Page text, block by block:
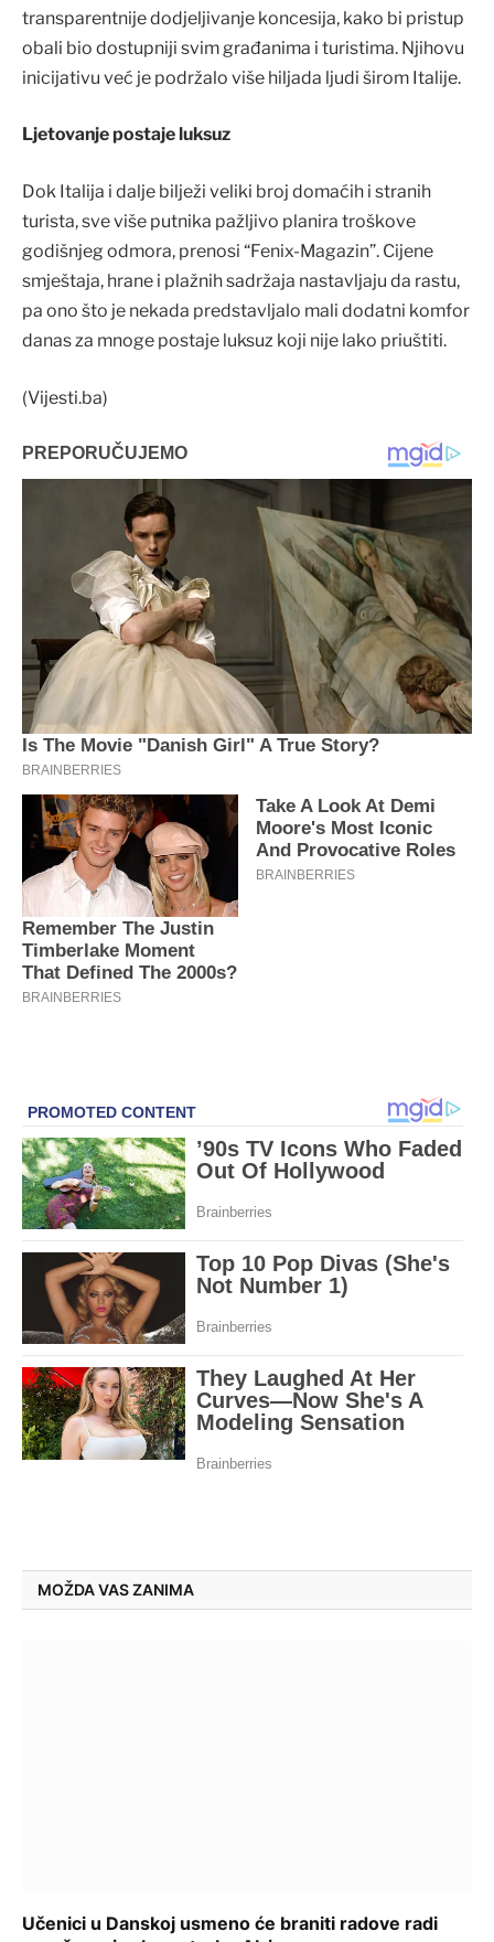
transparentnije dodjeljivanje koncesija, kako bi pristup
obali bio dostupniji svim građanima i turistima. Njihovu
inicijativu već je podržalo više hiljada ljudi širom Italije.
Ljetovanje postaje luksuz
Dok Italija i dalje bilježi veliki broj domaćih i stranih
turista, sve više putnika pažljivo planira troškove
godišnjeg odmora, prenosi “Fenix-Magazin”. Cijene
smještaja, hrane i plažnih sadržaja nastavljaju da rastu,
pa ono što je nekada predstavljalo mali dodatni komfor
danas za mnoge postaje luksuz koji nije lako priuštiti.
(Vijesti.ba)
MOŽDA VAS ZANIMA
Učenici u Danskoj usmeno će braniti radove radi